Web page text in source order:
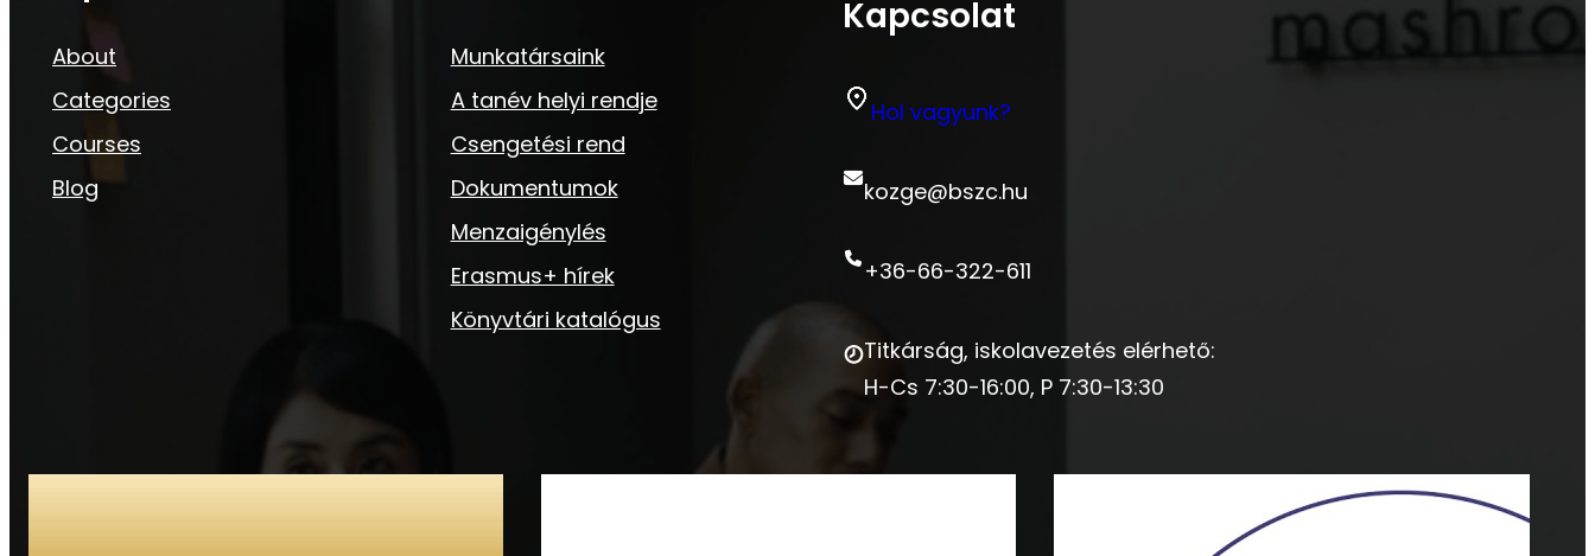
About
Categories
Courses
Blog
Munkatársaink
A tanév helyi rendje
Csengetési rend
Dokumentumok
Menzaigénylés
Erasmus+ hírek
Könyvtári katalógus
Kapcsolat
Hol vagyunk?
kozge@bszc.hu
+36-66-322-611
Titkárság, iskolavezetés elérhető:
H-Cs 7:30-16:00, P 7:30-13:30